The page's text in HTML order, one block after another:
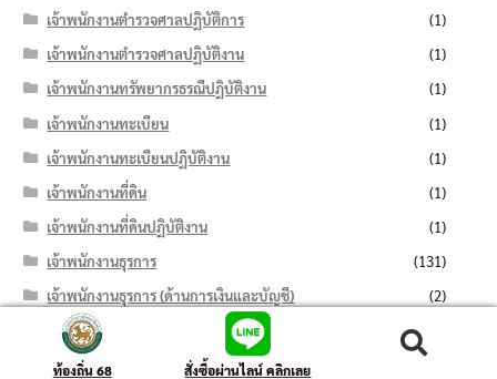
เจ้าพนักงานตำรวจศาลปฏิบัติการ
(1)
เจ้าพนักงานตำรวจศาลปฏิบัติงาน
(1)
เจ้าพนักงานทรัพยากรธรณีปฏิบัติงาน
(1)
เจ้าพนักงานทะเบียน
(1)
เจ้าพนักงานทะเบียนปฏิบัติงาน
(1)
เจ้าพนักงานที่ดิน
(1)
เจ้าพนักงานที่ดินปฏิบัติงาน
(1)
เจ้าพนักงานธุรการ
(131)
เจ้าพนักงานธุรการ (ด้านการเงินและบัญชี)
(2)
เจ้าพนักงานธุรการปฏิบัติงาน
(107)
เจ้าพนักงานบุคคล
ท้องถิ่น 68 สั่งซื้อผ่านไลน์ คลิกเลย